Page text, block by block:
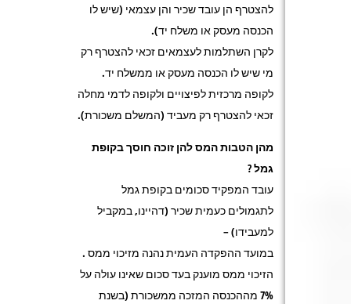
להצטרף הן עובד שכיר והן עצמאי (שיש לו
הכנסה מעסק או משלח יד).
לקרן השתלמות לעצמאים זכאי להצטרף רק
מי שיש לו הכנסה מעסק או ממשלח יד.
לקופה מרכזית לפיצויים ולקופה לדמי מחלה
זכאי להצטרף רק מעביד (המשלם משכורת).
מהן הטבות המס להן זוכה חוסך בקופת
גמל ?
עובד המפקיד סכומים בקופת גמל
לתגמולים כעמית שכיר (דהיינו, במקביל
למעבידו) –
במועד ההפקדה העמית נהנה מזיכוי ממס .
הזיכוי ממס מוענק בעד סכום שאינו עולה על
7% מההכנסה המזכה ממשכורת (בשנת